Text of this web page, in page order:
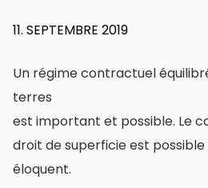
11. SEPTEMBRE 2019
de
l'utilisation
des
terrains
avec
droits
de
construction
Un régime contractuel
terres
est important et possible. Le
droit de superficie est
éloquent.